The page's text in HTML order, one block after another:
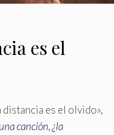
es el
distancia es el olvido»,
canción, ¿la